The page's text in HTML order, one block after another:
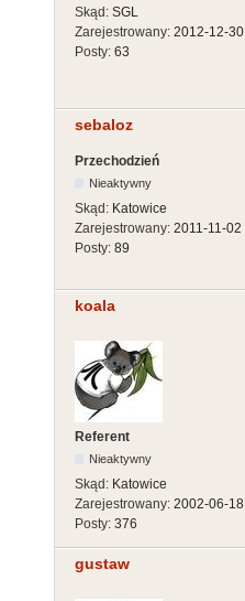
Skąd: SGL
Zarejestrowany: 2012-12-30
Posty: 63
sebaloz
Przechodzień
Nieaktywny
Skąd: Katowice
Zarejestrowany: 2011-11-02
Posty: 89
koala
Referent
Nieaktywny
Skąd: Katowice
Zarejestrowany: 2002-06-18
Posty: 376
gustaw